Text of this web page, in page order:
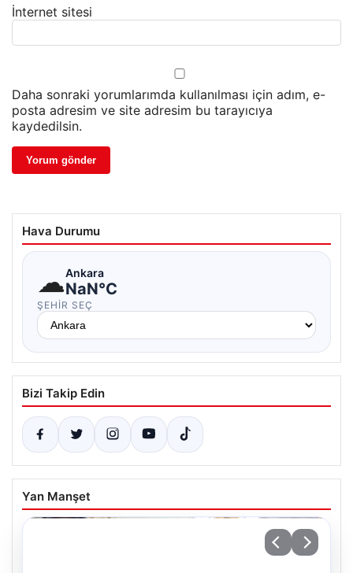
İnternet sitesi
Daha sonraki yorumlarımda kullanılması için adım, e-
posta adresim ve site adresim bu tarayıcıya
kaydedilsin.
Hava Durumu
☁Ankara
NaN°C
ŞEHIR SEÇ
Bizi Takip Edin
Yan Manşet